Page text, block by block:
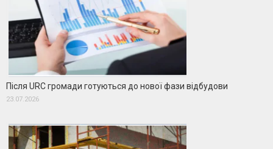
Після URC громади готуються до нової фази відбудови
23.07.2026